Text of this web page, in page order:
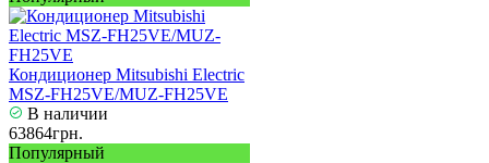
Кондиционер Mitsubishi Electric
MSZ-FH25VE/MUZ-FH25VE
В наличии
63864грн.
Популярный